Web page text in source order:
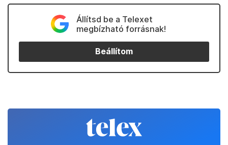
Állítsd be a Telexet
megbízható forrásnak!
Beállítom